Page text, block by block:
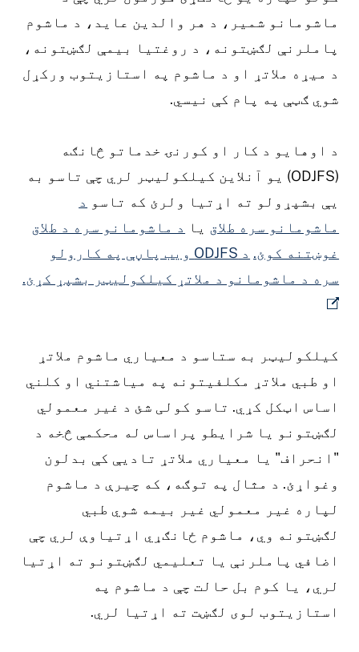
ماشومانو شمیر، د هر والدین عاید، د ماشوم
پاملرنې لګښتونه، د روغتیا بیمې لګښتونه،
د میړه ملاتړ او د ماشوم په استازیتوب ورکړل
شوي ګټې په پام کې نیسي.
د اوهایو د کار او کورنۍ خدماتو څانګه
(ODJFS) یو آنلاین کیلکولیټر لري چې تاسو به
یې بشپړولو ته اړتیا ولرئ که تاسو د
ماشومانو سره طلاق یا د ماشومانو سره د طلاق
غوښتنه کوئ.
د ODJFS ویب پاڼې په کارولو
سره د ماشومانو د ملاتړ کیلکولیټر بشپړ کړئ.
کیلکولیټر به ستاسو د معیاري ماشوم ملاتړ
او طبي ملاتړ مکلفیتونه په میاشتني او کلني
اساس اټکل کړي. تاسو کولی شئ د غیر معمولي
لګښتونو یا شرایطو پراساس له محکمې څخه د
"انحراف" یا معیاري ملاتړ تادیې کې بدلون
وغواړئ. د مثال په توګه، که چیرې د ماشوم
لپاره غیر معمولي غیر بیمه شوي طبي
لګښتونه وي، ماشوم ځانګړي اړتیاوې لري چې
اضافي پاملرنې یا تعلیمي لګښتونو ته اړتیا
لري، یا کوم بل حالت چې د ماشوم په
استازیتوب لوی لګښت ته اړتیا لري.